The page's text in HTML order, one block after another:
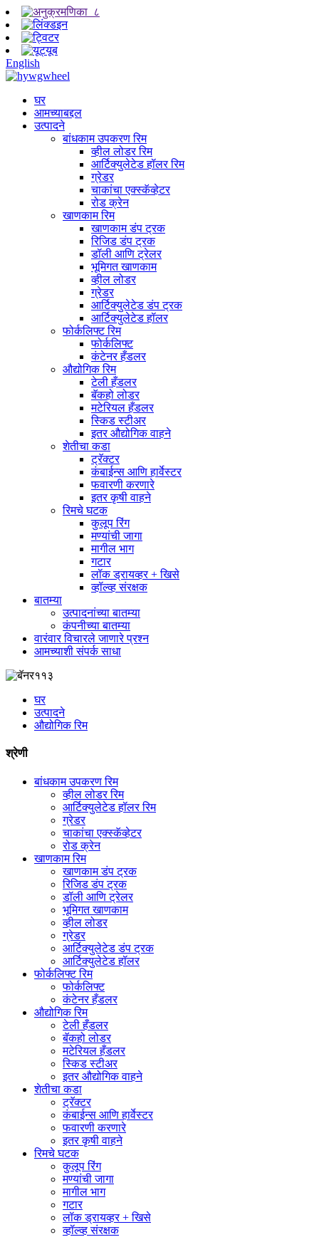
English
घर
आमच्याबद्दल
उत्पादने
बांधकाम उपकरण रिम
व्हील लोडर रिम
आर्टिक्युलेटेड हॉलर रिम
ग्रेडर
चाकांचा एक्स्कॅव्हेटर
रोड क्रेन
खाणकाम रिम
खाणकाम डंप ट्रक
रिजिड डंप ट्रक
डॉली आणि ट्रेलर
भूमिगत खाणकाम
व्हील लोडर
ग्रेडर
आर्टिक्युलेटेड डंप ट्रक
आर्टिक्युलेटेड हॉलर
फोर्कलिफ्ट रिम
फोर्कलिफ्ट
कंटेनर हँडलर
औद्योगिक रिम
टेली हँडलर
बॅकहो लोडर
मटेरियल हँडलर
स्किड स्टीअर
इतर औद्योगिक वाहने
शेतीचा कडा
ट्रॅक्टर
कंबाईन्स आणि हार्वेस्टर
फवारणी करणारे
इतर कृषी वाहने
रिमचे घटक
कुलूप रिंग
मण्यांची जागा
मागील भाग
गटार
लॉक ड्रायव्हर + खिसे
व्हॉल्व्ह संरक्षक
बातम्या
उत्पादनांच्या बातम्या
कंपनीच्या बातम्या
वारंवार विचारले जाणारे प्रश्न
आमच्याशी संपर्क साधा
घर
उत्पादने
औद्योगिक रिम
श्रेणी
बांधकाम उपकरण रिम
व्हील लोडर रिम
आर्टिक्युलेटेड हॉलर रिम
ग्रेडर
चाकांचा एक्स्कॅव्हेटर
रोड क्रेन
खाणकाम रिम
खाणकाम डंप ट्रक
रिजिड डंप ट्रक
डॉली आणि ट्रेलर
भूमिगत खाणकाम
व्हील लोडर
ग्रेडर
आर्टिक्युलेटेड डंप ट्रक
आर्टिक्युलेटेड हॉलर
फोर्कलिफ्ट रिम
फोर्कलिफ्ट
कंटेनर हँडलर
औद्योगिक रिम
टेली हँडलर
बॅकहो लोडर
मटेरियल हँडलर
स्किड स्टीअर
इतर औद्योगिक वाहने
शेतीचा कडा
ट्रॅक्टर
कंबाईन्स आणि हार्वेस्टर
फवारणी करणारे
इतर कृषी वाहने
रिमचे घटक
कुलूप रिंग
मण्यांची जागा
मागील भाग
गटार
लॉक ड्रायव्हर + खिसे
व्हॉल्व्ह संरक्षक